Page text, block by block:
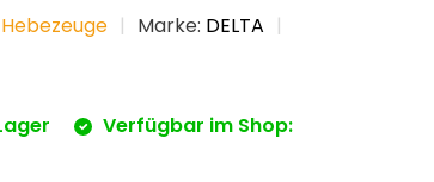
Marke: DELTA
Verfügbar im Shop: